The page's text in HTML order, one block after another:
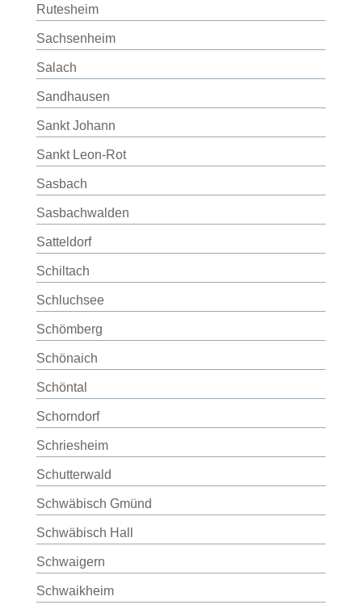
Rutesheim
Sachsenheim
Salach
Sandhausen
Sankt Johann
Sankt Leon-Rot
Sasbach
Sasbachwalden
Satteldorf
Schiltach
Schluchsee
Schömberg
Schönaich
Schöntal
Schorndorf
Schriesheim
Schutterwald
Schwäbisch Gmünd
Schwäbisch Hall
Schwaigern
Schwaikheim